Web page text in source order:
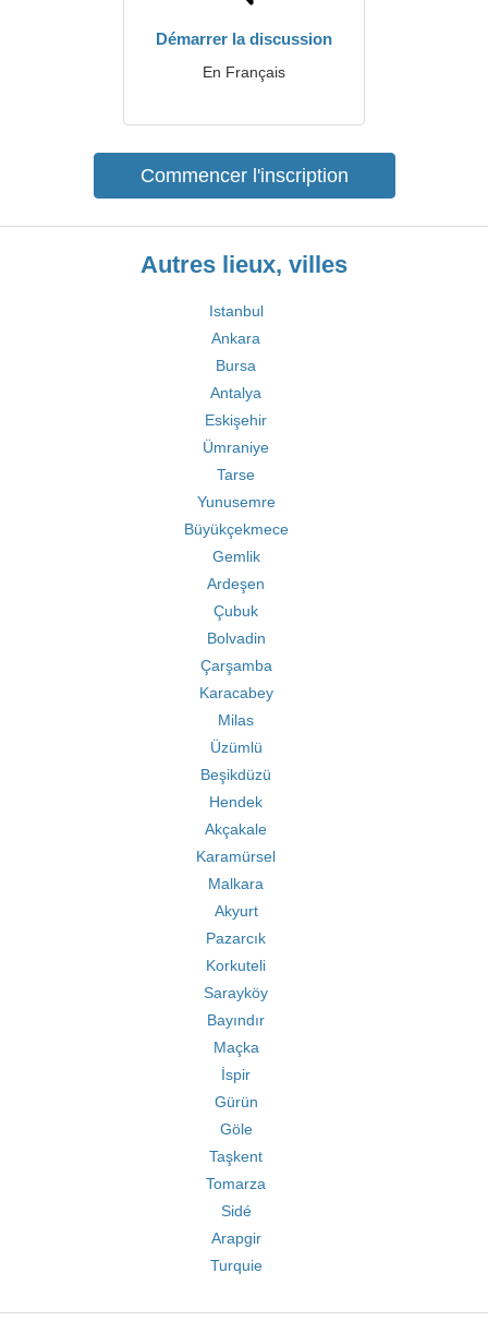
Démarrer la discussion
En Français
Commencer l'inscription
Autres lieux, villes
Istanbul
Ankara
Bursa
Antalya
Eskişehir
Ümraniye
Tarse
Yunusemre
Büyükçekmece
Gemlik
Ardeşen
Çubuk
Bolvadin
Çarşamba
Karacabey
Milas
Üzümlü
Beşikdüzü
Hendek
Akçakale
Karamürsel
Malkara
Akyurt
Pazarcık
Korkuteli
Sarayköy
Bayındır
Maçka
İspir
Gürün
Göle
Taşkent
Tomarza
Sidé
Arapgir
Turquie